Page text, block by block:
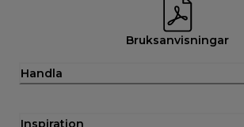
Bruksanvisningar
Handla
Inspiration